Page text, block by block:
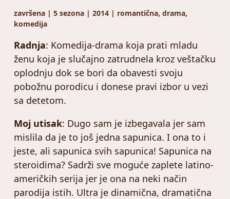
završena | 5 sezona | 2014 | romantična, drama,
komedija
Radnja: Komedija-drama koja prati mladu
ženu koja je slučajno zatrudnela kroz veštačku
oplodnju dok se bori da obavesti svoju
pobožnu porodicu i donese pravi izbor u vezi
sa detetom.
Moj utisak: Dugo sam je izbegavala jer sam
mislila da je to još jedna sapunica. I ona to i
jeste, ali sapunica svih sapunica! Sapunica na
steroidima? Sadrži sve moguće zaplete latino-
američkih serija jer je ona na neki način
parodija istih. Ultra je dinamična, dramatična